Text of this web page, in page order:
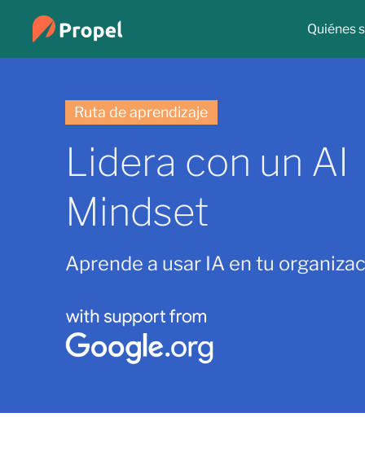
Quiénes
Ruta de aprendizaje
Lidera con un AI
Mindset
Aprende a usar IA en tu